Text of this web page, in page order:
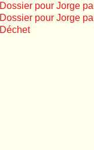
Dossier pour Jorge
Dossier pour Jorge
Déchet